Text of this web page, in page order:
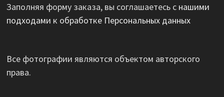
Заполняя форму заказа, вы соглашаетесь с нашими
подходами к обработке Персональных данных
Все фотографии являются объектом авторского
права.